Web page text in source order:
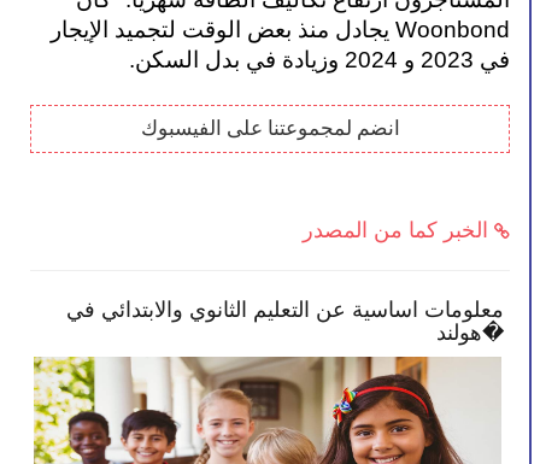
في 2023 و 2024 وزيادة في بدل السكن.
انضم لمجموعتنا على الفيسبوك
الخبر كما من المصدر
معلومات اساسية عن التعليم الثانوي والابتدائي في
هولند�